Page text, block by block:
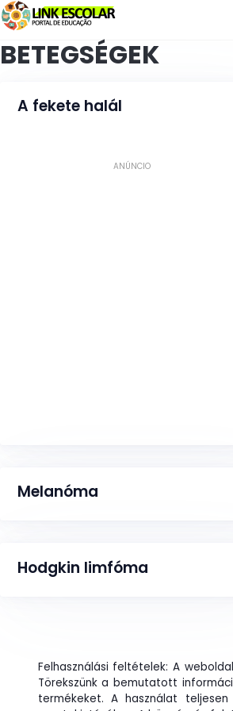
Link
BETEGSÉGEK
A fekete halál
ANÚNCIO
Melanóma
Hodgkin limfóma
Felhasználási feltételek: A
Törekszünk a bemutatott
termékeket. A használat